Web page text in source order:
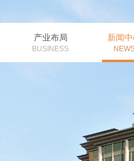
新闻
产业布局
BUSINESS
董事长致辞 公